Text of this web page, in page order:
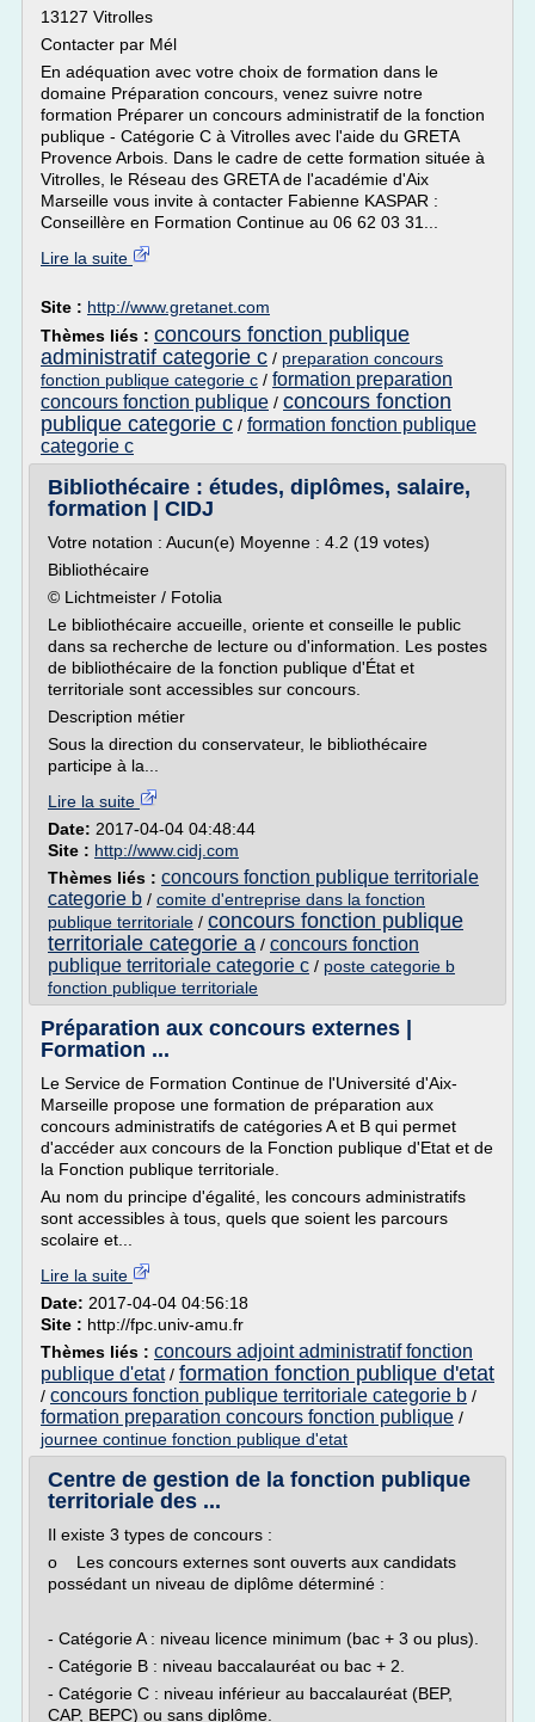
13127 Vitrolles
Contacter par Mél
En adéquation avec votre choix de formation dans le
domaine Préparation concours, venez suivre notre
formation Préparer un concours administratif de la fonction
publique - Catégorie C à Vitrolles avec l'aide du GRETA
Provence Arbois. Dans le cadre de cette formation située à
Vitrolles, le Réseau des GRETA de l'académie d'Aix
Marseille vous invite à contacter Fabienne KASPAR :
Conseillère en Formation Continue au 06 62 03 31...
Lire la suite
Site : http://www.gretanet.com
Thèmes liés : concours fonction publique
administratif categorie c / preparation concours
fonction publique categorie c / formation preparation
concours fonction publique / concours fonction
publique categorie c / formation fonction publique
categorie c
Bibliothécaire : études, diplômes, salaire,
formation | CIDJ
Votre notation : Aucun(e) Moyenne : 4.2 (19 votes)
Bibliothécaire
© Lichtmeister / Fotolia
Le bibliothécaire accueille, oriente et conseille le public
dans sa recherche de lecture ou d'information. Les postes
de bibliothécaire de la fonction publique d'État et
territoriale sont accessibles sur concours.
Description métier
Sous la direction du conservateur, le bibliothécaire
participe à la...
Lire la suite
Date: 2017-04-04 04:48:44
Site : http://www.cidj.com
Thèmes liés : concours fonction publique territoriale
categorie b / comite d'entreprise dans la fonction
publique territoriale / concours fonction publique
territoriale categorie a / concours fonction
publique territoriale categorie c / poste categorie b
fonction publique territoriale
Préparation aux concours externes |
Formation ...
Le Service de Formation Continue de l'Université d'Aix-
Marseille propose une formation de préparation aux
concours administratifs de catégories A et B qui permet
d'accéder aux concours de la Fonction publique d'Etat et de
la Fonction publique territoriale.
Au nom du principe d'égalité, les concours administratifs
sont accessibles à tous, quels que soient les parcours
scolaire et...
Lire la suite
Date: 2017-04-04 04:56:18
Site : http://fpc.univ-amu.fr
Thèmes liés : concours adjoint administratif fonction
publique d'etat/ formation fonction publique d'etat
/ concours fonction publique territoriale categorie b /
formation preparation concours fonction publique /
journee continue fonction publique d'etat
Centre de gestion de la fonction publique
territoriale des ...
Il existe 3 types de concours :
o Les concours externes sont ouverts aux candidats
possédant un niveau de diplôme déterminé :
- Catégorie A : niveau licence minimum (bac + 3 ou plus).
- Catégorie B : niveau baccalauréat ou bac + 2.
- Catégorie C : niveau inférieur au baccalauréat (BEP,
CAP, BEPC) ou sans diplôme.